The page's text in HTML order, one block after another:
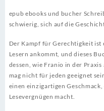
epub ebooks und bucher
schwierig, sich auf die
Der Kampf für Gerechtigkeit ist
Lesern ankommt, und dieses
dessen, wie Franio in der
mag nicht für jeden geeignet
einen einzigartigen
Lesevergnügen macht.